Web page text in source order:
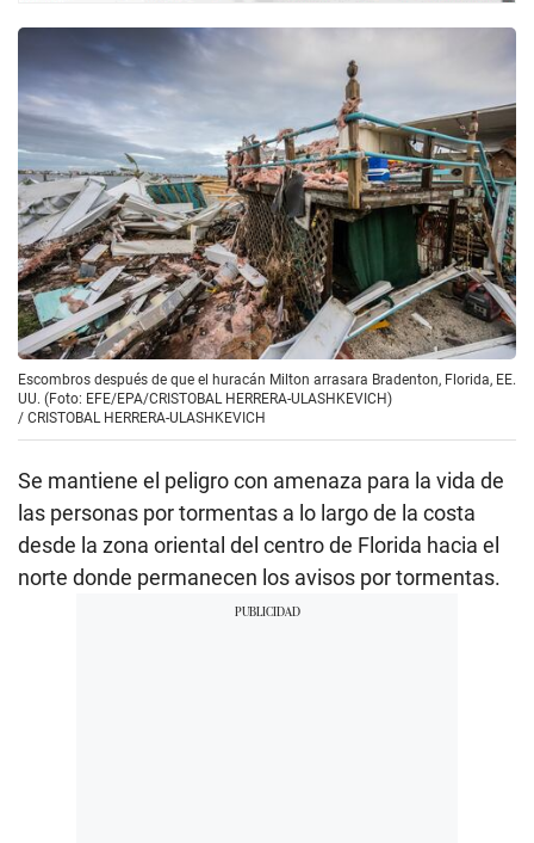
Escombros después de que el huracán Milton arrasara Bradenton, Florida, EE.
UU. (Foto: EFE/EPA/CRISTOBAL HERRERA-ULASHKEVICH)
/ CRISTOBAL HERRERA-ULASHKEVICH
Se mantiene el peligro con amenaza para la vida de
las personas por tormentas a lo largo de la costa
desde la zona oriental del centro de Florida hacia el
norte donde permanecen los avisos por tormentas.